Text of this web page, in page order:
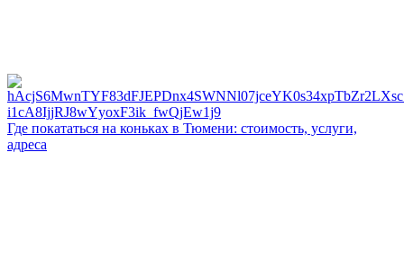
Где покататься на коньках в Тюмени: стоимость, услуги,
адреса